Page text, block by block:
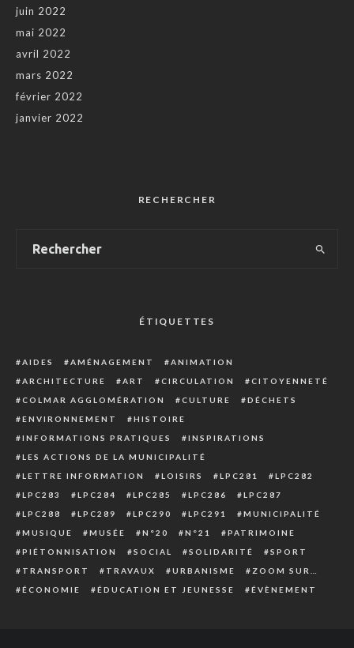
juin 2022
mai 2022
avril 2022
mars 2022
février 2022
janvier 2022
RECHERCHER
ÉTIQUETTES
AIDES AMÉNAGEMENT
ANIMATION
ARCHITECTURE
ART CIRCULATION
CITOYENNETÉ
COLMAR AGGLOMÉRATION
CULTURE
DÉCHETS
ENVIRONNEMENT
HISTOIRE
INFORMATIONS PRATIQUES
INSPIRATIONS
LES ACTIONS DE LA MUNICIPALITÉ
LETTRE INFORMATION
LOISIRS LPC281
LPC282
LPC283
LPC284 LPC285 LPC286
LPC287
LPC288
LPC289 LPC290 LPC291
MUNICIPALITÉ
MUSIQUE
MUSÉE N°20 N°21
PATRIMOINE
PIÉTONNISATION
SOCIAL SOLIDARITÉ
SPORT
TRANSPORT
TRAVAUX URBANISME
ZOOM SUR…
ÉCONOMIE
ÉDUCATION ET JEUNESSE ÉVÈNEMENT